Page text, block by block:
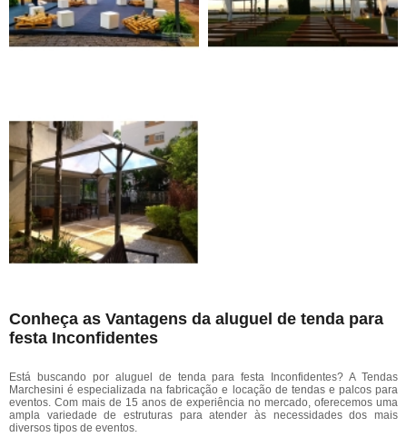
Conheça as Vantagens da aluguel de tenda para
festa Inconfidentes
Está buscando por aluguel de tenda para festa Inconfidentes? A Tendas
Marchesini é especializada na fabricação e locação de tendas e palcos para
eventos. Com mais de 15 anos de experiência no mercado, oferecemos uma
ampla variedade de estruturas para atender às necessidades dos mais
diversos tipos de eventos.